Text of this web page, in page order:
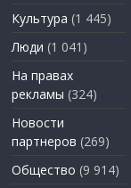
Культура (1 445)
Люди (1 041)
На правах
рекламы (324)
Новости
партнеров (269)
Общество (9 914)